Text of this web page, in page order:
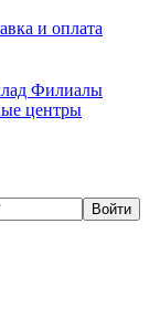
и оплата
Филиалы
центры